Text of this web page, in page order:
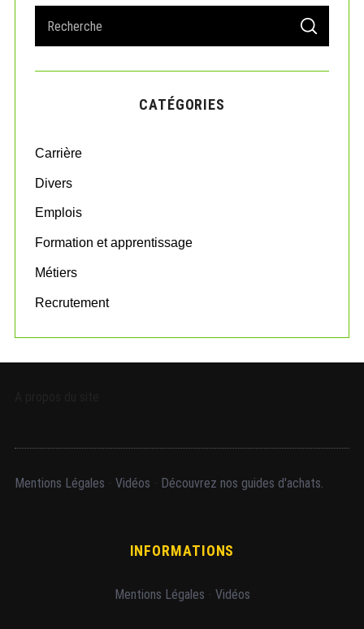
r
o
:
S
A
C
CATÉGORIES
Carrière
Divers
Emplois
Formation et apprentissage
Métiers
Recrutement
Mentions Légales Vidéos Découvrez nos guides d'achats.
INFORMATIONS
Mentions Légales Vidéos